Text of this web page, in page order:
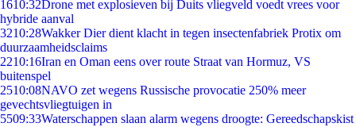
1610:32Drone met explosieven bij Duits vliegveld voedt vrees voor
hybride aanval
3210:28Wakker Dier dient klacht in tegen insectenfabriek Protix om
duurzaamheidsclaims
2210:16Iran en Oman eens over route Straat van Hormuz, VS
buitenspel
2510:08NAVO zet wegens Russische provocatie 250% meer
gevechtsvliegtuigen in
5509:33Waterschappen slaan alarm wegens droogte: Gereedschapskist